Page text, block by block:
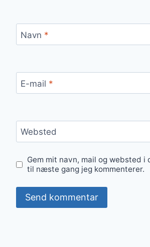
Navn *
E-mail *
Websted
Gem mit navn, mail og websted i
til næste gang jeg kommenterer.